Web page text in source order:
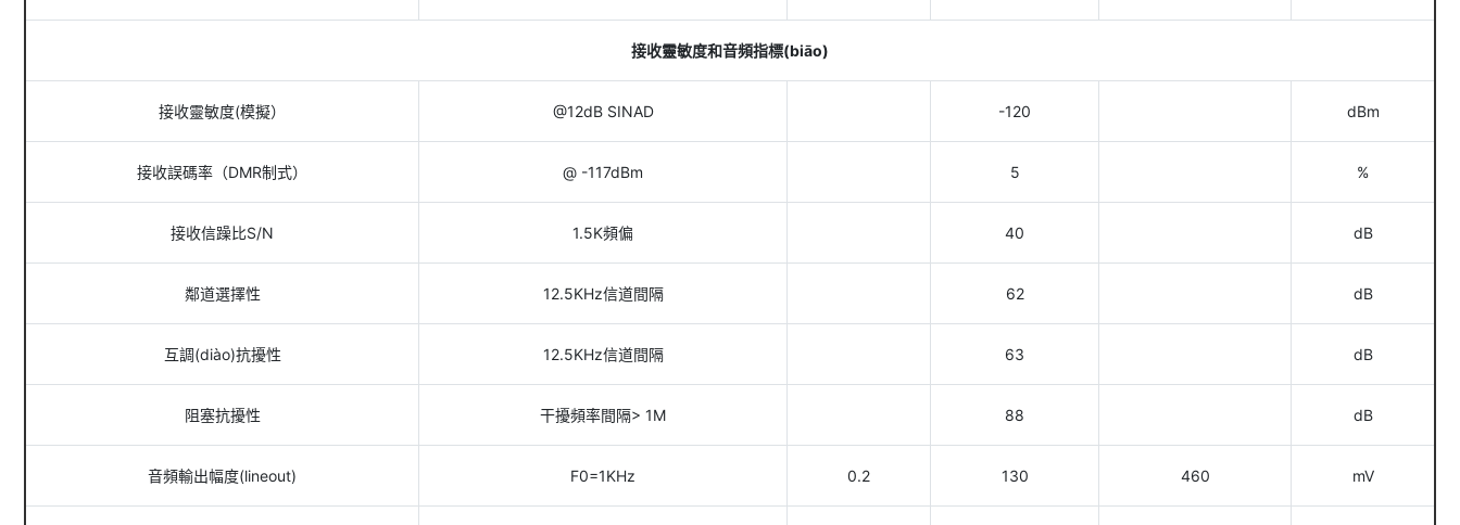
接收靈敏度和音頻指標(biāo)
接收靈敏度(模擬） @12dB SINAD -120 dBm
接收誤碼率（DMR制式） @ -117dBm 5 %
接收信躁比S/N 1.5K頻偏 40 dB
鄰道選擇性 12.5KHz信道間隔 62 dB
互調(diào)抗擾性 12.5KHz信道間隔 63 dB
阻塞抗擾性 干擾頻率間隔> 1M 88 dB
音頻輸出幅度(lineout) F0=1KHz 0.2 130 460 mV